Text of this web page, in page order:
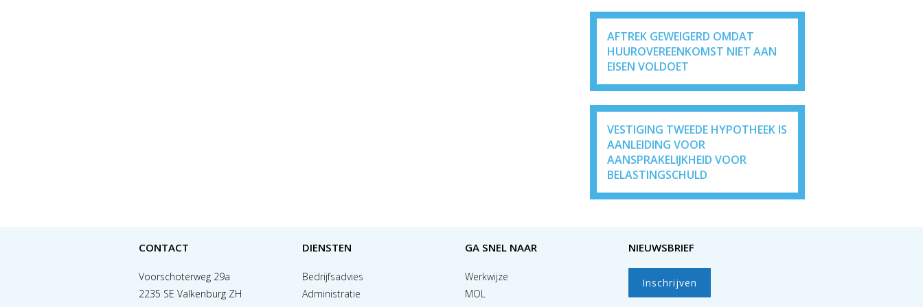
AFTREK GEWEIGERD OMDAT
HUUROVEREENKOMST NIET AAN
EISEN VOLDOET
VESTIGING TWEEDE HYPOTHEEK IS
AANLEIDING VOOR
AANSPRAKELIJKHEID VOOR
BELASTINGSCHULD
CONTACT
Voorschoterweg 29a
2235 SE Valkenburg ZH
DIENSTEN
Bedrijfsadvies
Administratie
GA SNEL NAAR
Werkwijze
MOL
NIEUWSBRIEF
Inschrijven